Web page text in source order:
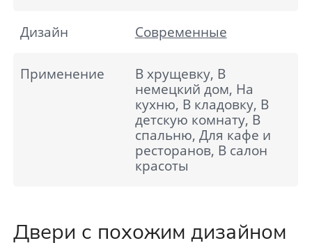
Дизайн Современные
Применение
В хрущевку, В
немецкий дом, На
кухню, В кладовку, В
детскую комнату, В
спальню, Для кафе и
ресторанов, В салон
красоты
Двери с похожим дизайном